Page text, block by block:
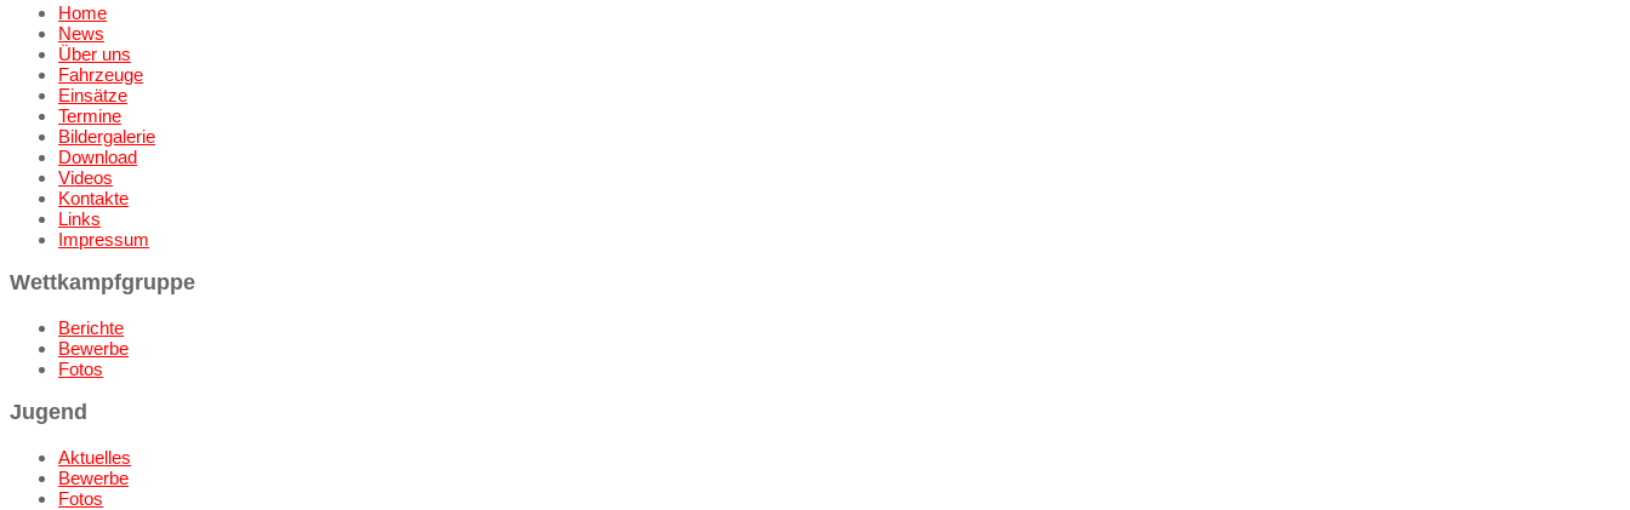
Home
News
Über uns
Fahrzeuge
Einsätze
Termine
Bildergalerie
Download
Videos
Kontakte
Links
Impressum
Wettkampfgruppe
Berichte
Bewerbe
Fotos
Jugend
Aktuelles
Bewerbe
Fotos